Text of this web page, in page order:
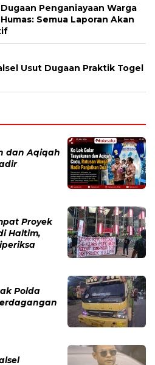
Penganiayaan Warga
Semua Laporan Akan
Usut Dugaan Praktik Togel
dan Aqiqah
Proyek
Haltim,
Polda